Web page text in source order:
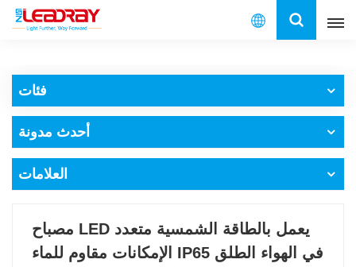
العربية
中文
فئات
أحدث مدونة
العلامات
مصباح LED يعمل بالطاقة الشمسية متعدد
الإمكانات مقاوم للماء IP65 في الهواء الطلق